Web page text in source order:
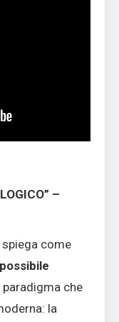
–
come
paradigma che
la